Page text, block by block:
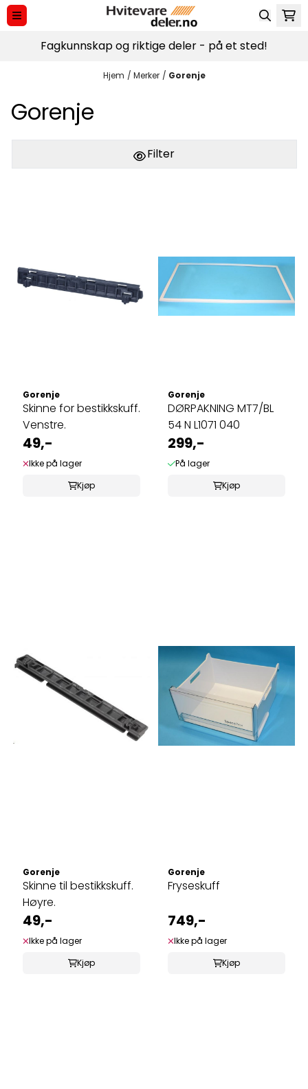
Hopp til innhold
Fagkunnskap og riktige deler - på et sted!
Hjem / Merker / Gorenje
Gorenje
Filter
Gorenje
Skinne for bestikkskuff.
Venstre.
49,-
Ikke på lager
Kjøp
Gorenje
DØRPAKNING MT7/BL
54 N L1071 040
299,-
På lager
Kjøp
Gorenje
Skinne til bestikkskuff.
Høyre.
49,-
Ikke på lager
Kjøp
Gorenje
Fryseskuff
749,-
Ikke på lager
Kjøp